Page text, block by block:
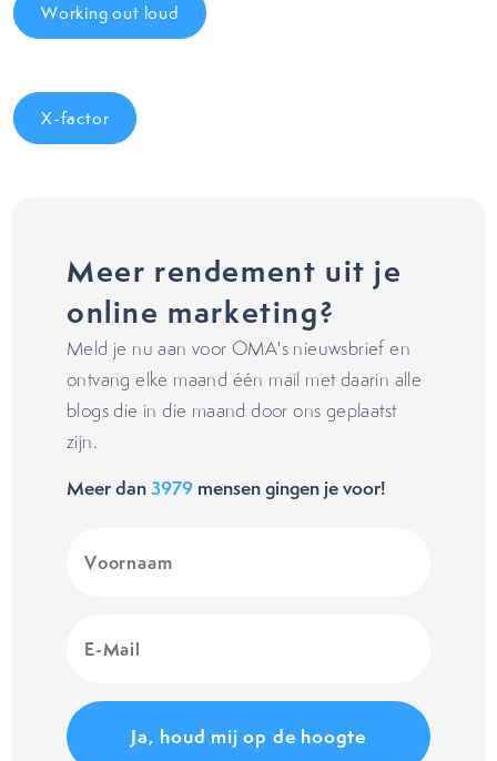
Working out loud
X-factor
Meer rendement uit je
online marketing?
Meld je nu aan voor OMA's nieuwsbrief en
ontvang elke maand één mail met daarin alle
blogs die in die maand door ons geplaatst
zijn.
Meer dan3979 mensen gingen je voor!
(Vereist)
Mail